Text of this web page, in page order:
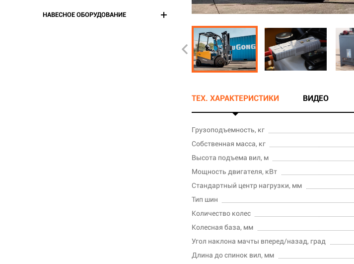
НАВЕСНОЕ ОБОРУДОВАНИЕ
ТЕХ. ХАРАКТЕРИСТИКИ ВИДЕО
Грузоподъемность, кг
Собственная масса, кг
Высота подъема вил, м
Мощность двигателя, кВт
Стандартный центр нагрузки, мм
Тип шин
Количество колес
Колесная база, мм
Угол наклона мачты вперед/назад, град
Длина до спинок вил, мм